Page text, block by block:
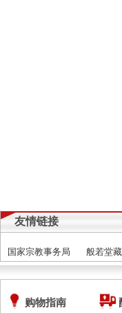
友情链接
国家宗教事务局 般若堂
购物指南